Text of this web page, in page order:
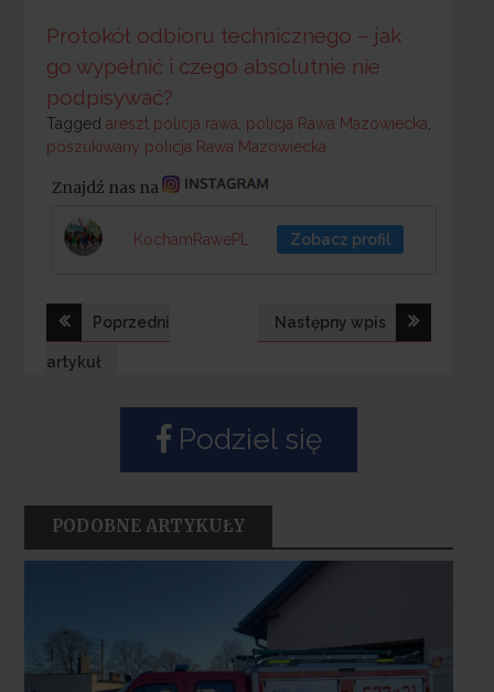
Protokół odbioru technicznego – jak
go wypełnić i czego absolutnie nie
podpisywać?
Tagged
Tagged areszt policja rawa policja Rawa Mazowiecka
poszukiwany policja Rawa Mazowiecka
Znajdź nas na
KochamRawePL Zobacz profil
Nawigacja
wpisu
Poprzedni
artykuł
Następny wpis
Podziel się
PODOBNE ARTYKUŁY